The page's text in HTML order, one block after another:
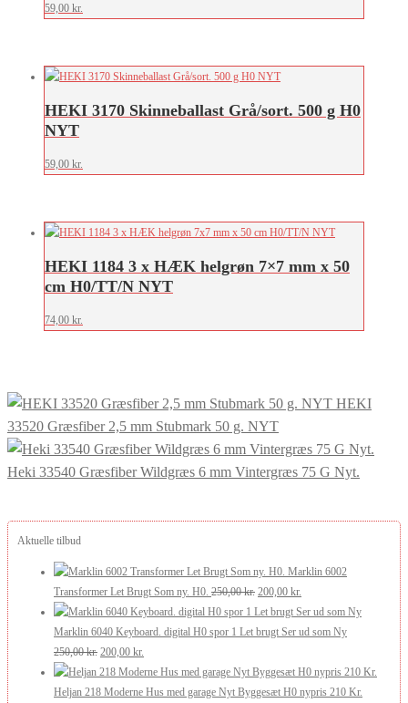
59,00 kr.
HEKI 3170 Skinneballast Grå/sort. 500 g H0
NYT
59,00 kr.
HEKI 1184 3 x HÆK helgrøn 7×7 mm x 50
cm H0/TT/N NYT
74,00 kr.
HEKI
33520 Græsfiber 2,5 mm Stubmark 50 g. NYT
Heki 33540 Græsfiber Wildgræs 6 mm Vintergræs 75 G Nyt.
Aktuelle tilbud
Marklin 6002
Transformer Let Brugt Som ny. H0. 250,00kr. Den
oprindelige
pris
250,00 kr..
200,00 kr.
aktuelle
pris
200,00 kr..
Marklin 6040 Keyboard. digital H0 spor 1 Let brugt Ser ud som Ny
250,00kr. Den
oprindelige
pris
200,00 kr.
aktuelle
pris
Heljan 218 Moderne Hus med garage Nyt Byggesæt H0 nypris 210 Kr.